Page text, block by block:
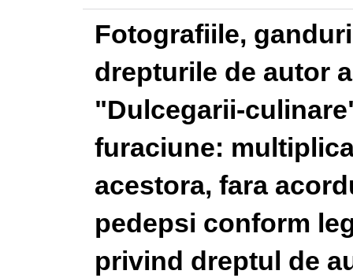
Fotografiile,
drepturile de autor
"Dulcegarii-
furaciune:
acestora, fara
pedepsi conform
privind dreptul de